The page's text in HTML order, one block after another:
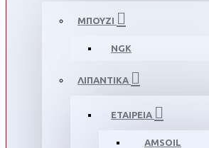
ΜΠΟΥΖΙ
NGK
ΛΙΠΑΝΤΙΚΑ
ΕΤΑΙΡΕΙΑ
AMSOIL